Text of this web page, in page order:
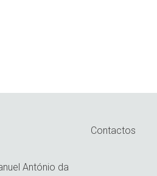
António da
Contactos